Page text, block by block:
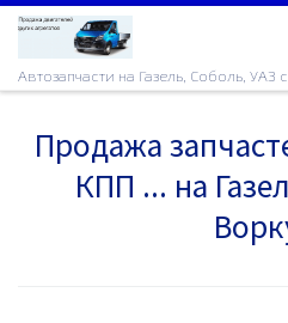
Skip to content
Автозапчасти на Газель, Соболь, УАЗ
Продажа
КПП ... на